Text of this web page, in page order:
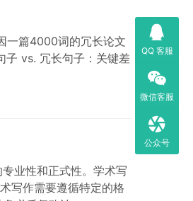
一篇4000词的冗长论文
子 vs. 冗长句子：关键差
业性和正式性。学术写
写作需要遵循特定的格
QQ 客服
微信客服
公众号